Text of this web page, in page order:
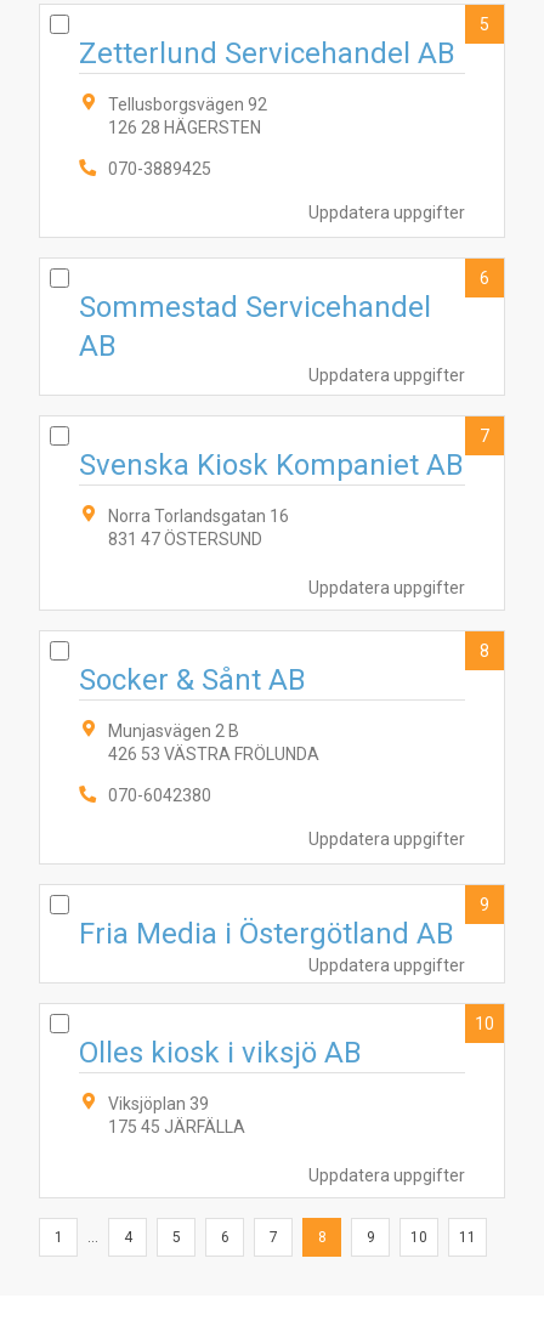
Uppdatera uppgifter
Zetterlund Servicehandel AB
Tellusborgsvägen 92
126 28 HÄGERSTEN
070-3889425
5
Uppdatera uppgifter
Sommestad Servicehandel
AB
6
Uppdatera uppgifter
Svenska Kiosk Kompaniet AB
Norra Torlandsgatan 16
831 47 ÖSTERSUND
7
Uppdatera uppgifter
Socker & Sånt AB
Munjasvägen 2 B
426 53 VÄSTRA FRÖLUNDA
070-6042380
8
Uppdatera uppgifter
Fria Media i Östergötland AB
9
Uppdatera uppgifter
Olles kiosk i viksjö AB
Viksjöplan 39
175 45 JÄRFÄLLA
10
1 ... 4 5 6 7 8 9 10 11
7